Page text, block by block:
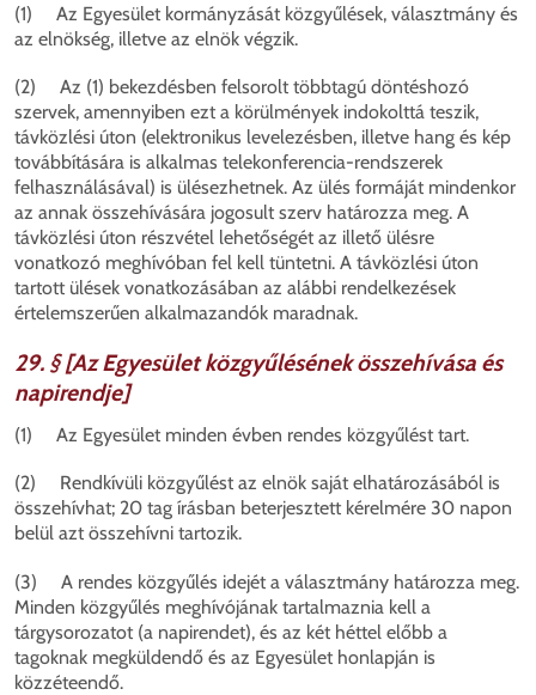
(1) Az Egyesület kormányzását közgyűlések, választmány és
az elnökség, illetve az elnök végzik.
(2) Az (1) bekezdésben felsorolt többtagú döntéshozó
szervek, amennyiben ezt a körülmények indokolttá teszik,
távközlési úton (elektronikus levelezésben, illetve hang és kép
továbbítására is alkalmas telekonferencia-rendszerek
felhasználásával) is ülésezhetnek. Az ülés formáját mindenkor
az annak összehívására jogosult szerv határozza meg. A
távközlési úton részvétel lehetőségét az illető ülésre
vonatkozó meghívóban fel kell tüntetni. A távközlési úton
tartott ülések vonatkozásában az alábbi rendelkezések
értelemszerűen alkalmazandók maradnak.
29. § [Az Egyesület közgyűlésének összehívása és
napirendje]
(1) Az Egyesület minden évben rendes közgyűlést tart.
(2) Rendkívüli közgyűlést az elnök saját elhatározásából is
összehívhat; 20 tag írásban beterjesztett kérelmére 30 napon
belül azt összehívni tartozik.
(3) A rendes közgyűlés idejét a választmány határozza meg.
Minden közgyűlés meghívójának tartalmaznia kell a
tárgysorozatot (a napirendet), és az két héttel előbb a
tagoknak megküldendő és az Egyesület honlapján is
közzéteendő.